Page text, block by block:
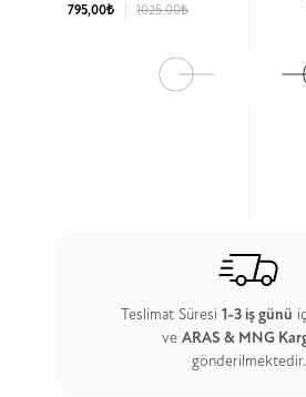
795,00₺ 1025.00₺
Teslimat Süresi 1-3 iş günü
ve ARAS & MNG
gönderilmektedir.